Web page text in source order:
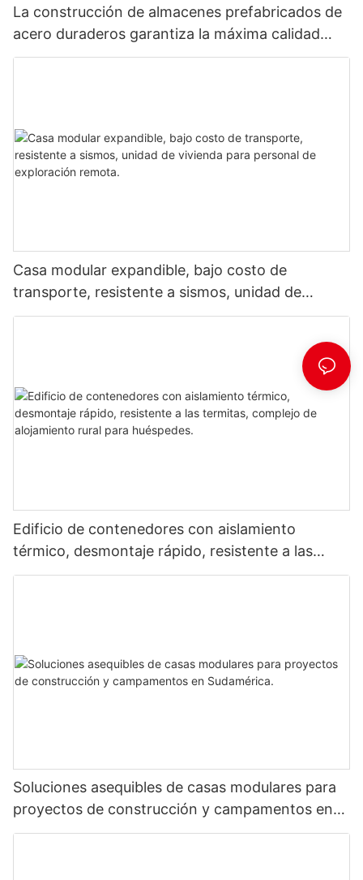
La construcción de almacenes prefabricados de
acero duraderos garantiza la máxima calidad
para 2026.
Casa modular expandible, bajo costo de
transporte, resistente a sismos, unidad de
vivienda para personal de exploración remota.
Edificio de contenedores con aislamiento
térmico, desmontaje rápido, resistente a las
termitas, complejo de alojamiento rural para
Soluciones asequibles de casas modulares para
proyectos de construcción y campamentos en
Sudamérica.